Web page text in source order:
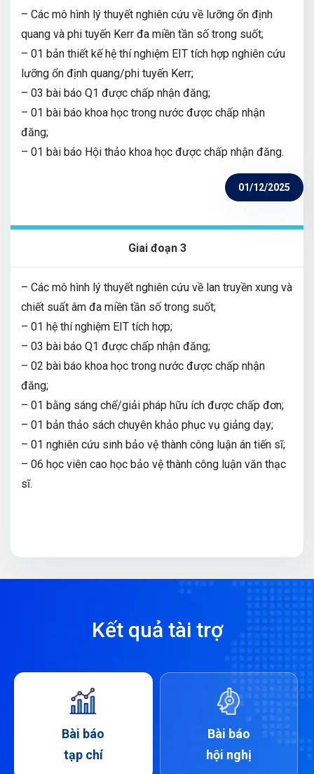
– Các mô hình lý thuyết nghiên cứu về lưỡng ổn định
quang và phi tuyến Kerr đa miền tần số trong suốt;
– 01 bản thiết kế hệ thí nghiệm EIT tích hợp nghiên cứu
lưỡng ổn định quang/phi tuyến Kerr;
– 03 bài báo Q1 được chấp nhận đăng;
– 01 bài báo khoa học trong nước được chấp nhận
đăng;
– 01 bài báo Hội thảo khoa học được chấp nhận đăng.
01/12/2025
Giai đoạn 3
– Các mô hình lý thuyết nghiên cứu về lan truyền xung và
chiết suất âm đa miền tần số trong suốt;
– 01 hệ thí nghiệm EIT tích hợp;
– 03 bài báo Q1 được chấp nhận đăng;
– 02 bài báo khoa học trong nước được chấp nhận
đăng;
– 01 bằng sáng chế/giải pháp hữu ích được chấp đơn;
– 01 bản thảo sách chuyên khảo phục vụ giảng dạy;
– 01 nghiên cứu sinh bảo vệ thành công luận án tiến sĩ;
– 06 học viên cao học bảo vệ thành công luận văn thạc
sĩ.
Kết quả tài trợ
Bài báo
tạp chí
Bài báo
hội nghị